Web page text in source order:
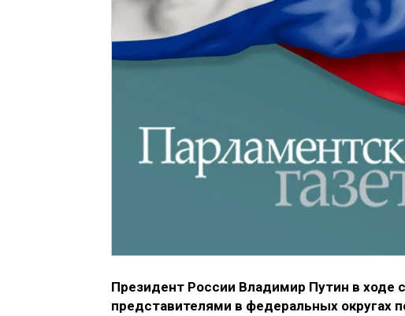
Президент России Владимир Путин в
представителями в федеральных округах